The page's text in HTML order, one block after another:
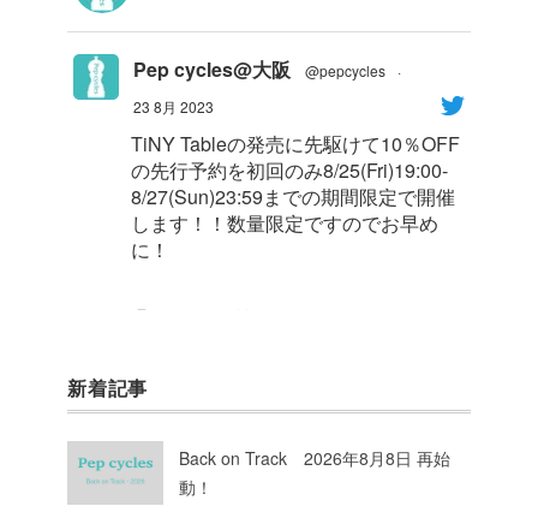
Pep cycles@大阪 @pepcycles
·
23 8月 2023
TiNY Tableの発売に先駆けて10％OFF
の先行予約を初回のみ8/25(Fri)19:00-
8/27(Sun)23:59までの期間限定で開催
します！！数量限定ですのでお早め
に！
Pep cycles@大阪
今週はお知らせがいっぱいあるのでチ
ェックしてて下さいね！
新着記事
Back on Track 2026年8月8日 再始
動！